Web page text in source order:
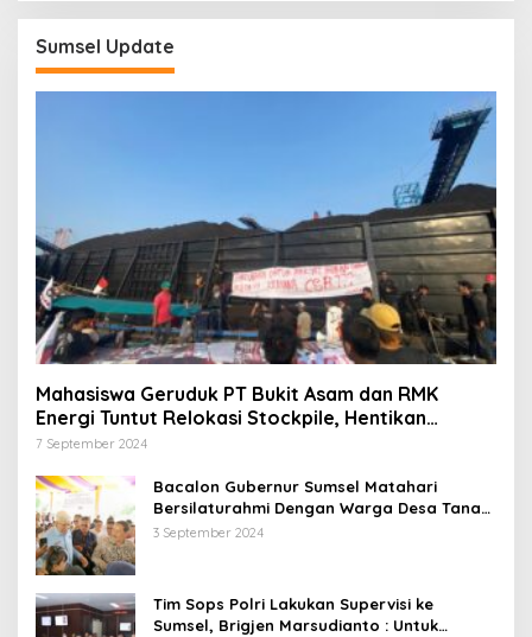
Sumsel Update
Mahasiswa Geruduk PT Bukit Asam dan RMK
Energi Tuntut Relokasi Stockpile, Hentikan
Pembangunan Dermaga yang Rusak Kesehatan
7 September 2024
Bacalon Gubernur Sumsel Matahari
Bersilaturahmi Dengan Warga Desa Tanah
Abang Utara ini Visi dan Misinya
3 September 2024
Tim Sops Polri Lakukan Supervisi ke
Sumsel, Brigjen Marsudianto : Untuk